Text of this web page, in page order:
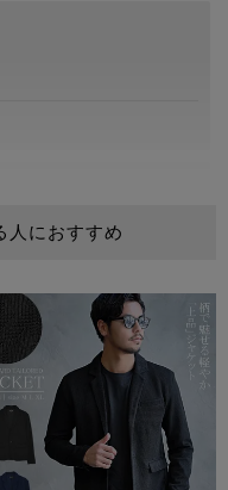
人におすすめ